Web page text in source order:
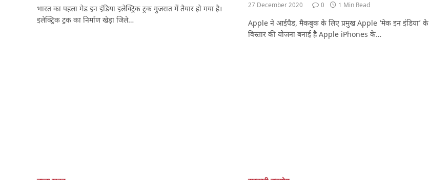
भारत का पहला मेड इन इंडिया इलेक्ट्रिक ट्रक गुजरात में तैयार हो गया है।
इलेक्ट्रिक ट्रक का निर्माण खेड़ा जिले…
27 December 2020 0 1 Min Read
Apple ने आईपैड, मैकबुक के लिए प्रमुख Apple ‘मेक इन इंडिया’ के
विस्तार की योजना बनाई है Apple iPhones के…